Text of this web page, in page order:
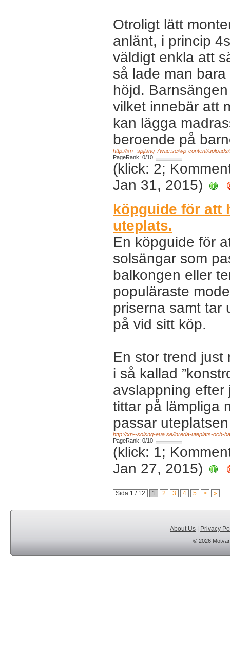
Otroligt lätt
anlänt, i princip
väldigt enkla att
så lade man
höjd.
vilket innebär att
kan lägga
beroende på
http://xn--spjlsng-7wac.se/wp-content/
PageRank: 0/10
(klick: 2;
Jan 31, 2015)
köpguide för att
uteplats.
En köpguide för
solsängar som
balkongen eller
populäraste
priserna samt tar
på vid sitt köp.
En stor trend just
i så kallad
avslappning efter
tittar på lämpliga
passar
http://xn--solsng-eua.se/inreda-uteplats-och-
PageRank: 0/10
(klick: 1;
Jan 27, 2015)
Sida 1 / 12 1 2 3 4 5 > »
About Us Privacy
© 2026